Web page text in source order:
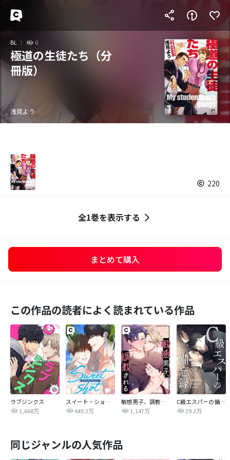
BL 0
極道の生徒たち（分
冊版）
浅見よう
220
全1巻を表示する
まとめて購入
この作品の読者によく読まれている作品
ラブジンクス
1,668万
スイート・ショット
449.3万
敏感男子、調教される
1,147万
C級エスパーの備忘録
29.2万
同じジャンルの人気作品